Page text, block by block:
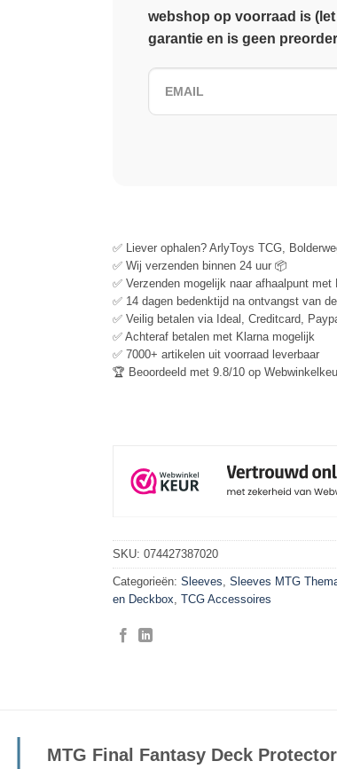
webshop op voorraad is
garantie en is geen
✅ Liever ophalen? ArlyToys TCG,
✅ Wij verzenden binnen 24 uur 📦
✅ Verzenden mogelijk naar afhaalpunt met
✅ 14 dagen bedenktijd na ontvangst van
✅ Veilig betalen via Ideal, Creditcard,
✅ Achteraf betalen met Klarna mogelijk
✅ 7000+ artikelen uit voorraad leverbaar
🏆 Beoordeeld met 9.8/10 op
SKU: 074427387020
Categorieën: Sleeves Sleeves MTG
en Deckbox TCG Accessoires
MTG Final Fantasy Deck